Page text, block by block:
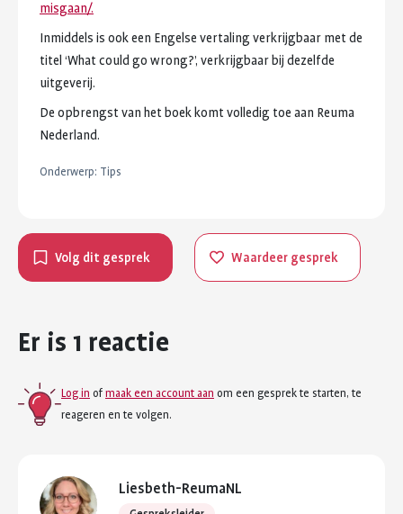
misgaan/.
Inmiddels is ook een Engelse vertaling verkrijgbaar met de
titel ‘What could go wrong?’, verkrijgbaarbij dezelfde
uitgeverij.
De opbrengst van het boek komt volledig toe aan Reuma
Nederland.
Onderwerp: Tips
Volg dit gesprek Waardeer gesprek
Er is 1 reactie
Log in of maak een account aan om een gesprek te starten, te
reageren en te volgen.
Liesbeth-ReumaNL